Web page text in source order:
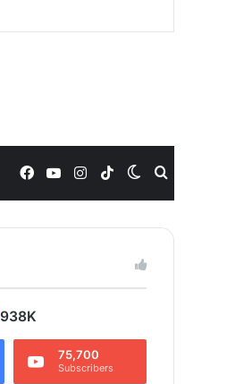
Switch
skin
TikTok
Instagram
YouTube
Facebook
938K
75,700
Subscribers